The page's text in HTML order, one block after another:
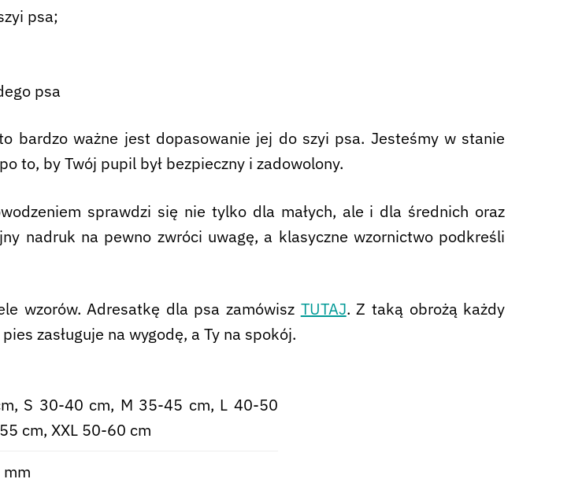
psa;
psa
bardzo ważne jest dopasowanie jej do szyi psa. Jesteśmy w stanie
to, by Twój pupil był bezpieczny i zadowolony.
sprawdzi się nie tylko dla małych, ale i dla średnich oraz
nadruk na pewno zwróci uwagę, a klasyczne wzornictwo podkreśli
wzorów. Adresatkę dla psa zamówisz TUTAJ. Z taką obrożą każdy
zasługuje na wygodę, a Ty na spokój.
S 30-40 cm, M 35-45 cm, L 40-50
cm, XXL 50-60 cm